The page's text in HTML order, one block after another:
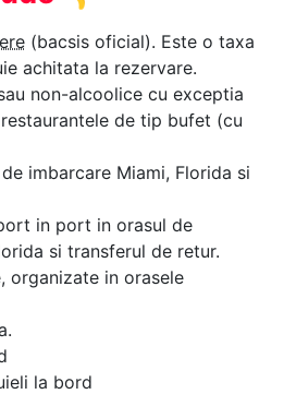
(bacsis oficial). Este o taxa
achitata la rezervare.
non-alcoolice cu exceptia
de tip bufet (cu
imbarcare Miami, Florida si
in port in orasul de
si transferul de retur.
organizate in orasele
la bord